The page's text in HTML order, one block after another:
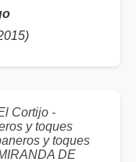
Cortijo -
y toques
y toques
DE